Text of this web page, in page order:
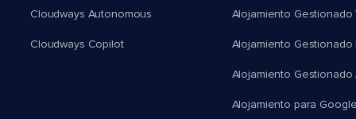
Cloudways Autonomous
Cloudways Copilot
Alojamiento Gestionado
Alojamiento Gestionado
Alojamiento Gestionado
Alojamiento para